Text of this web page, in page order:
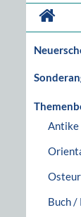
Antike
Buch /